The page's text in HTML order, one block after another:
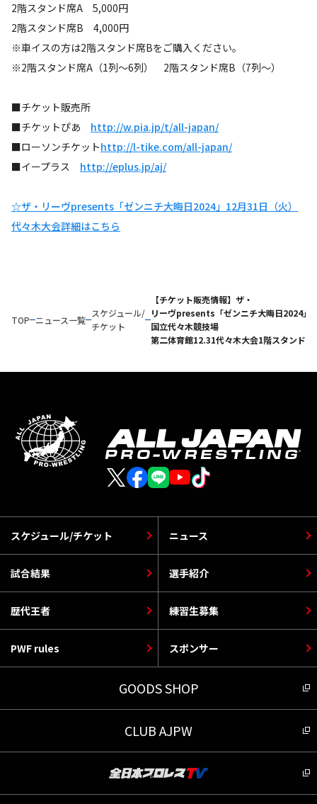
2階スタンド席A 5,000円
2階スタンド席B 4,000円
※車イスの方は2階スタンド席Bをご購入ください。
※2階スタンド席A（1列～6列） 2階スタンド席B（7列～）
■チケット販売所
■チケットぴあ http://w.pia.jp/t/all-japan/
■ローソンチケットhttp://l-tike.com/all-japan/
■イープラス http://eplus.jp/aj/
☆ザ・リーヴpresents「ゼンニチ大晦日2024」12月31日（火）
代々木大会詳細はこちら
TOP ニュース一覧
スケジュール/
チケット
【チケット販売情報】ザ・
リーヴpresents「ゼンニチ大晦日2024」
国立代々木競技場
第二体育館12.31代々木大会1階スタンド席
スケジュール/チケット
選手紹介
PWF rules
ニュース
歴代王者
スポンサー
試合結果
練習生募集
GOODS SHOP
CLUB AJPW